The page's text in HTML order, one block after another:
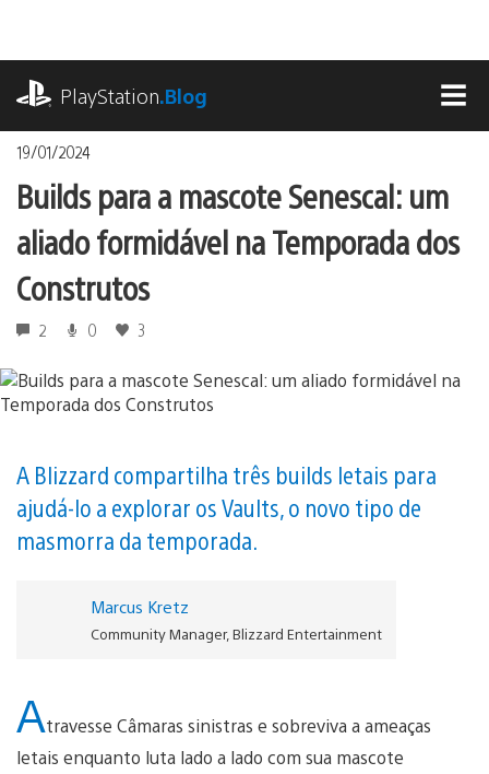
o
conteúdo
PlayStation.Blog
19/01/2024
Builds para a mascote Senescal: um
aliado formidável na Temporada dos
Construtos
2 0 3
A Blizzard compartilha três builds letais para
ajudá-lo a explorar os Vaults, o novo tipo de
masmorra da temporada.
Marcus Kretz
Community Manager, Blizzard Entertainment
Atravesse Câmaras sinistras e sobreviva a ameaças
letais enquanto luta lado a lado com sua mascote